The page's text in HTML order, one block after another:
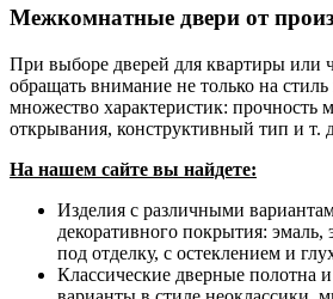
Межкомнатные двери от
При выборе дверей для квартиры или
обращать внимание не только на
множество характеристик: прочность
открывания, конструктивный тип и т.
На нашем сайте вы найдете:
Изделия с различными
декоративного покрытия: эмаль,
под отделку, с остеклением и
Классические дверные полотна